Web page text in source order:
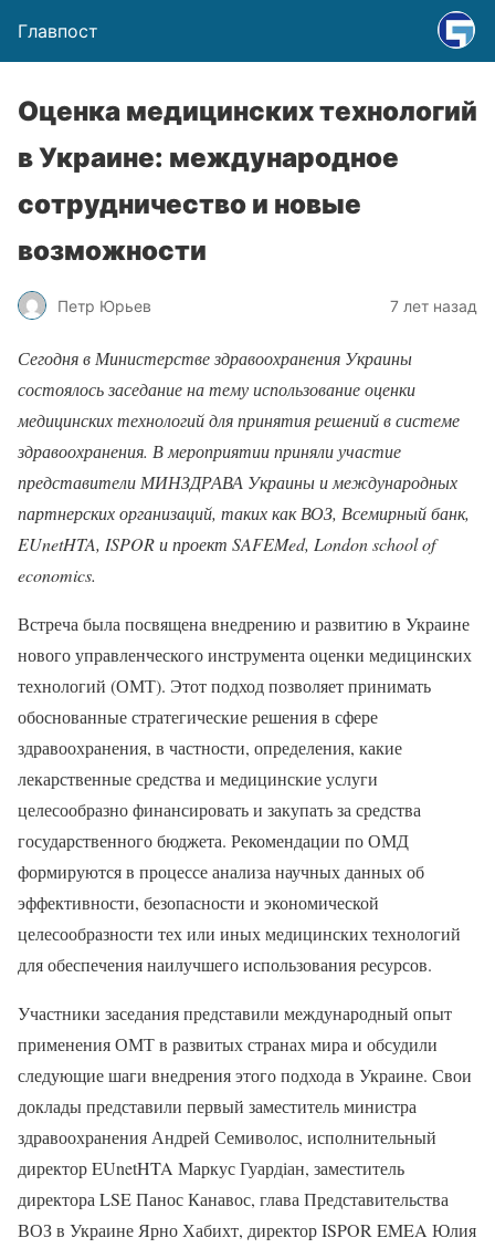
Главпост
Оценка медицинских технологий
в Украине: международное
сотрудничество и новые
возможности
Петр Юрьев 7 лет назад
Сегодня в Министерстве здравоохранения Украины
состоялось заседание на тему использование оценки
медицинских технологий для принятия решений в системе
здравоохранения. В мероприятии приняли участие
представители МИНЗДРАВА Украины и международных
партнерских организаций, таких как ВОЗ, Всемирный банк,
EUnetHTA, ISPOR и проект SAFEMed, London school of
economics.
Встреча была посвящена внедрению и развитию в Украине
нового управленческого инструмента оценки медицинских
технологий (ОМТ). Этот подход позволяет принимать
обоснованные стратегические решения в сфере
здравоохранения, в частности, определения, какие
лекарственные средства и медицинские услуги
целесообразно финансировать и закупать за средства
государственного бюджета. Рекомендации по ОМД
формируются в процессе анализа научных данных об
эффективности, безопасности и экономической
целесообразности тех или иных медицинских технологий
для обеспечения наилучшего использования ресурсов.
Участники заседания представили международный опыт
применения ОМТ в развитых странах мира и обсудили
следующие шаги внедрения этого подхода в Украине. Свои
доклады представили первый заместитель министра
здравоохранения Андрей Семиволос, исполнительный
директор EUnetHTA Маркус Гуардіан, заместитель
директора LSE Панос Канавос, глава Представительства
ВОЗ в Украине Ярно Хабихт, директор ISPOR EMEA Юлия